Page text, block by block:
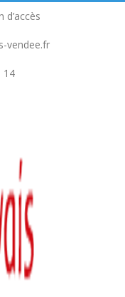
d’accès
vendee.fr
14